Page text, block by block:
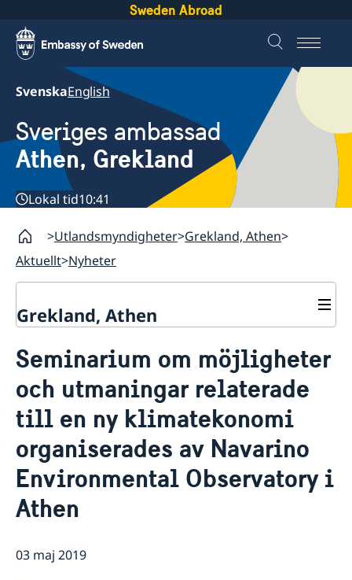
Sweden Abroad
SvenskaEnglish
Sveriges ambassad
Athen, Grekland
Lokal tid10:41
Utlandsmyndigheter Grekland, Athen
Aktuellt Nyheter
Grekland, Athen
Svenskrelaterade föreningar
Svenskar i Världen
Om oss
Praktiktjänstgöring vid ambassaden i Athen
Dataskyddspolicy
Ledig tjänst
Så stöttar vi svenska företag
Vi är en resurs för svenska företag
Team Sweden
Så kan du få stöd
Svenska företag i
Anmäl handelshinder
Aktuellt
Nyheter
Ändrad handläggningsprocess för
pappersansökningar
Seminarium om möjligheter
och utmaningar relaterade
till en ny klimatekonomi
organiserades av Navarino
Environmental Observatory i
Athen
03 maj 2019